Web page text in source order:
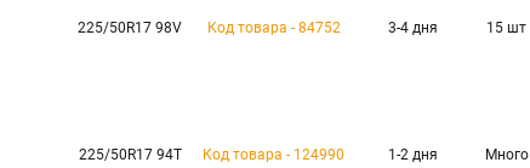
225/50R17 98V Код товара - 84752 3-4 дня 15 шт
225/50R17 94T Код товара - 124990 1-2 дня Много